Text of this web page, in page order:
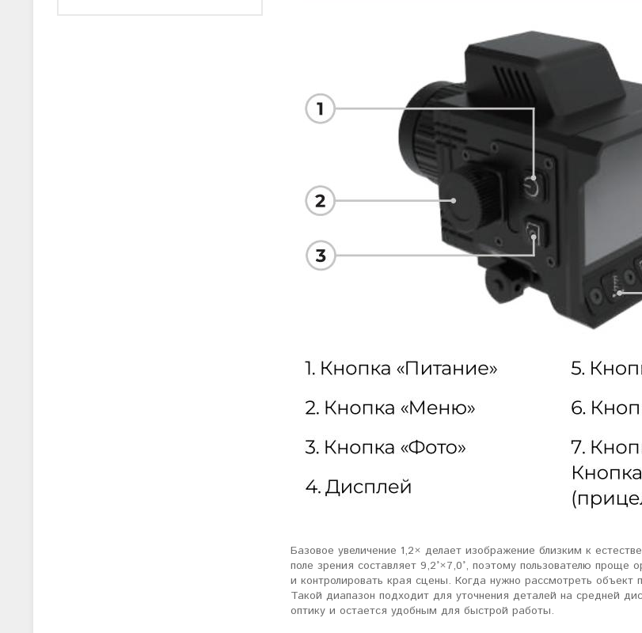
Базовое увеличение 1,2× делает изображение близким к
поле зрения составляет 9,2°×7,0°, поэтому пользователю
и контролировать края сцены. Когда нужно рассмотреть
Такой диапазон подходит для уточнения деталей на средней
оптику и остается удобным для быстрой работы.